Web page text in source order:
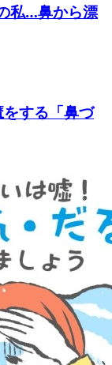
私…鼻から漂
する「鼻づ